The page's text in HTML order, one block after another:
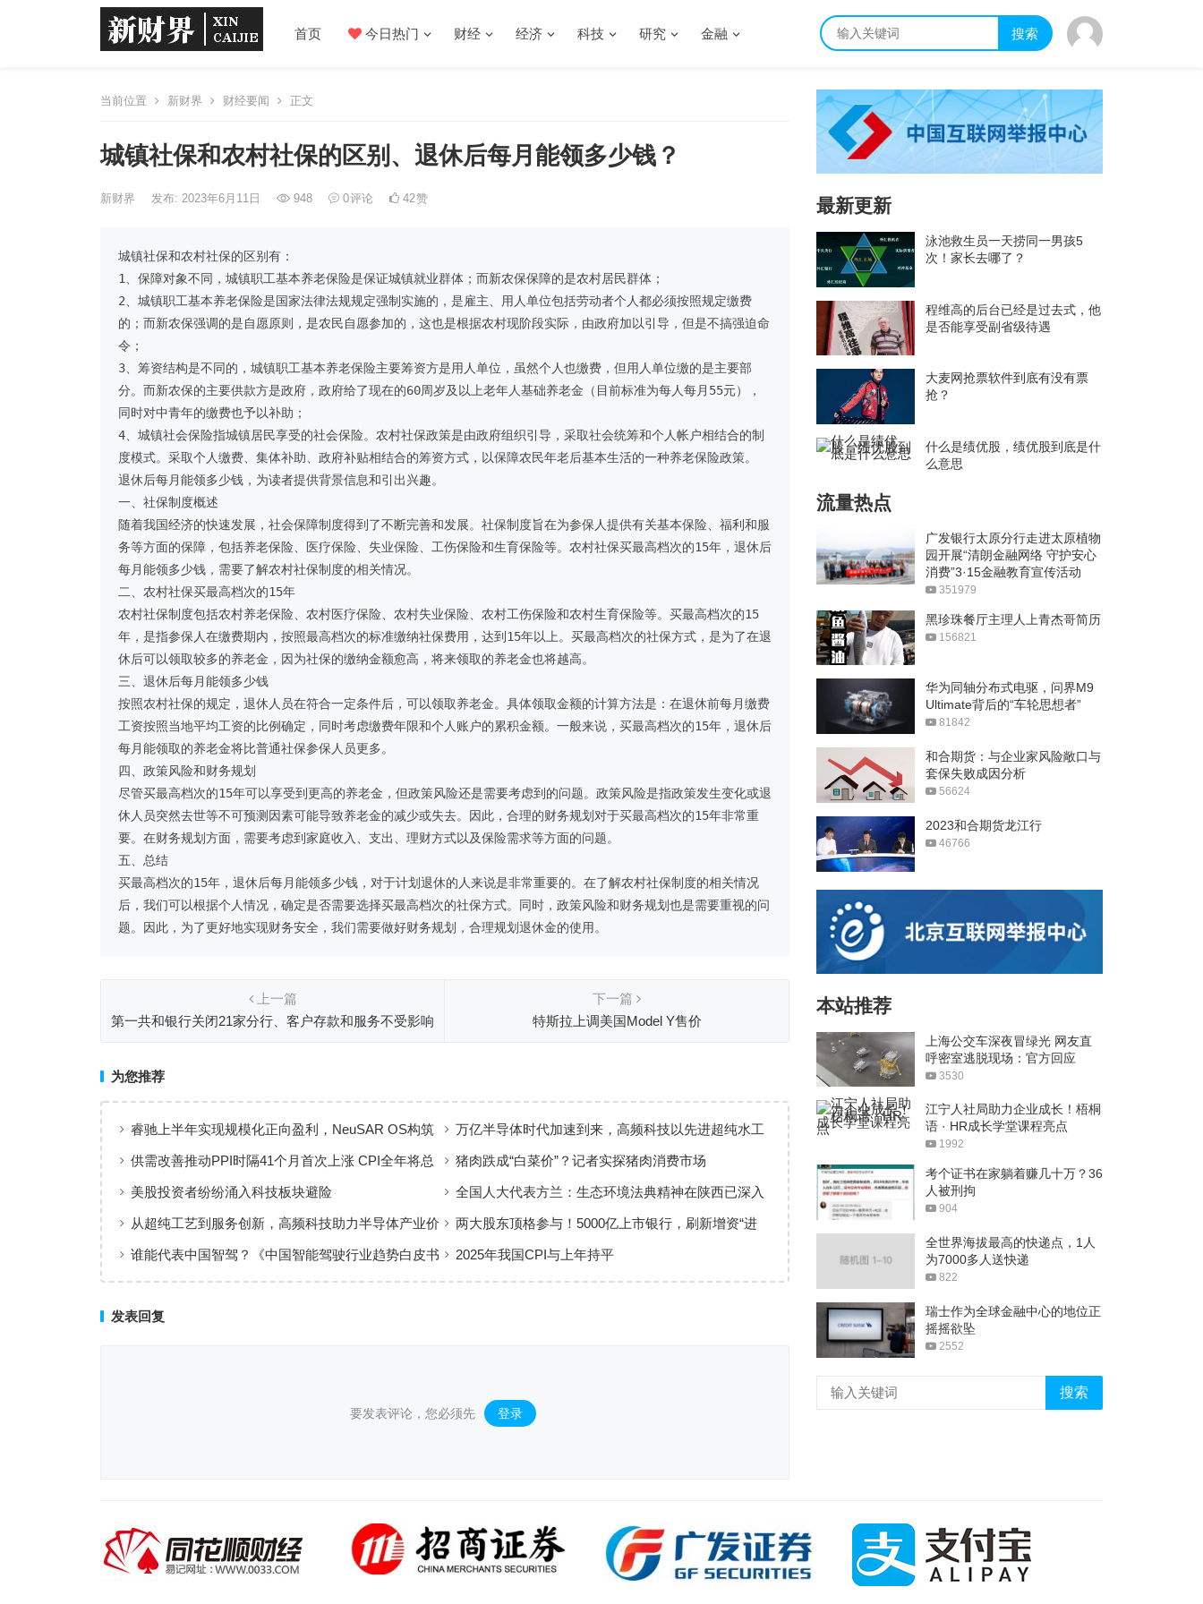
首页 今日热门 财经 经济 科技 研究 金融 搜索
当前位置 新财界 财经要闻 正文
城镇社保和农村社保的区别、退休后每月能领多少钱？
新财界 发布: 2023年6月11日 948 0评论 42赞
城镇社保和农村社保的区别有：
1、保障对象不同，城镇职工基本养老保险是保证城镇就业群体；而新农保保障的是农村居民群体；
2、城镇职工基本养老保险是国家法律法规规定强制实施的，是雇主、用人单位包括劳动者个人都必须按照规定缴费
的；而新农保强调的是自愿原则，是农民自愿参加的，这也是根据农村现阶段实际，由政府加以引导，但是不搞强迫命
令；
3、筹资结构是不同的，城镇职工基本养老保险主要筹资方是用人单位，虽然个人也缴费，但用人单位缴的是主要部
分。而新农保的主要供款方是政府，政府给了现在的60周岁及以上老年人基础养老金（目前标准为每人每月55元），
同时对中青年的缴费也予以补助；
4、城镇社会保险指城镇居民享受的社会保险。农村社保政策是由政府组织引导，采取社会统筹和个人帐户相结合的制
度模式。采取个人缴费、集体补助、政府补贴相结合的筹资方式，以保障农民年老后基本生活的一种养老保险政策。
退休后每月能领多少钱，为读者提供背景信息和引出兴趣。
一、社保制度概述
随着我国经济的快速发展，社会保障制度得到了不断完善和发展。社保制度旨在为参保人提供有关基本保险、福利和服
务等方面的保障，包括养老保险、医疗保险、失业保险、工伤保险和生育保险等。农村社保买最高档次的15年，退休后
每月能领多少钱，需要了解农村社保制度的相关情况。
二、农村社保买最高档次的15年
农村社保制度包括农村养老保险、农村医疗保险、农村失业保险、农村工伤保险和农村生育保险等。买最高档次的15
年，是指参保人在缴费期内，按照最高档次的标准缴纳社保费用，达到15年以上。买最高档次的社保方式，是为了在退
休后可以领取较多的养老金，因为社保的缴纳金额愈高，将来领取的养老金也将越高。
三、退休后每月能领多少钱
按照农村社保的规定，退休人员在符合一定条件后，可以领取养老金。具体领取金额的计算方法是：在退休前每月缴费
工资按照当地平均工资的比例确定，同时考虑缴费年限和个人账户的累积金额。一般来说，买最高档次的15年，退休后
每月能领取的养老金将比普通社保参保人员更多。
四、政策风险和财务规划
尽管买最高档次的15年可以享受到更高的养老金，但政策风险还是需要考虑到的问题。政策风险是指政策发生变化或退
休人员突然去世等不可预测因素可能导致养老金的减少或失去。因此，合理的财务规划对于买最高档次的15年非常重
要。在财务规划方面，需要考虑到家庭收入、支出、理财方式以及保险需求等方面的问题。
五、总结
买最高档次的15年，退休后每月能领多少钱，对于计划退休的人来说是非常重要的。在了解农村社保制度的相关情况
后，我们可以根据个人情况，确定是否需要选择买最高档次的社保方式。同时，政策风险和财务规划也是需要重视的问
题。因此，为了更好地实现财务安全，我们需要做好财务规划，合理规划退休金的使用。
上一篇
第一共和银行关闭21家分行、客户存款和服务不受影响
下一篇
特斯拉上调美国Model Y售价
为您推荐
睿驰上半年实现规模化正向盈利，NeuSAR OS构筑
智能汽车软件增长新引擎
万亿半导体时代加速到来，高频科技以先进超纯水工
艺赋能高端制造
供需改善推动PPI时隔41个月首次上涨 CPI全年将总
体保持温和上涨趋势
猪肉跌成“白菜价”？记者实探猪肉消费市场
美股投资者纷纷涌入科技板块避险
全国人大代表方兰：生态环境法典精神在陕西已深入
人心
从超纯工艺到服务创新，高频科技助力半导体产业价
值共创
两大股东顶格参与！5000亿上市银行，刷新增资“进
谁能代表中国智驾？《中国智能驾驶行业趋势白皮书
2025年我国CPI与上年持平
发表回复
要发表评论，您必须先 登录 。
最新更新
泳池救生员一天捞同一男孩5
次！家长去哪了？
程维高的后台已经是过去式，他
是否能享受副省级待遇
大麦网抢票软件到底有没有票
抢？
什么是绩优股，绩优股到底是什
么意思
流量热点
广发银行太原分行走进太原植物
园开展“清朗金融网络 守护安心
消费”3·15金融教育宣传活动
351979
黑珍珠餐厅主理人上青杰哥简历
156821
华为同轴分布式电驱，问界M9
Ultimate背后的“车轮思想者”
81842
和合期货：与企业家风险敞口与
套保失败成因分析
56624
2023和合期货龙江行
46766
本站推荐
上海公交车深夜冒绿光 网友直
呼密室逃脱现场：官方回应
3530
江宁人社局助力企业成长！梧桐
语 · HR成长学堂课程亮点
1992
考个证书在家躺着赚几十万？36
人被刑拘
904
全世界海拔最高的快递点，1人
为7000多人送快递
822
瑞士作为全球金融中心的地位正
摇摇欲坠
2552
搜索